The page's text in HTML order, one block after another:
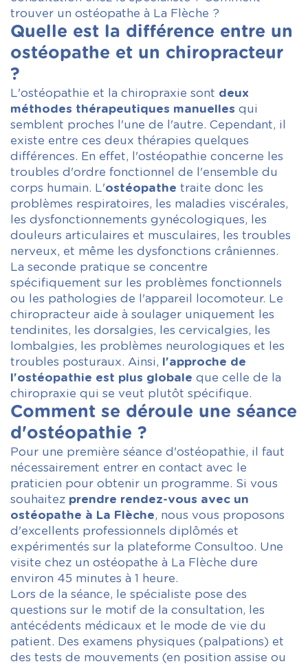
trouver un ostéopathe à La Flèche ?
Quelle est la différence entre un
ostéopathe et un chiropracteur
?
L'ostéopathie et la chiropraxie sont deux
méthodes thérapeutiques manuelles qui
semblent proches l'une de l'autre. Cependant, il
existe entre ces deux thérapies quelques
différences. En effet, l'ostéopathie concerne les
troubles d'ordre fonctionnel de l'ensemble du
corps humain. L'ostéopathe traite donc les
problèmes respiratoires, les maladies viscérales,
les dysfonctionnements gynécologiques, les
douleurs articulaires et musculaires, les troubles
nerveux, et même les dysfonctions crâniennes.
La seconde pratique se concentre
spécifiquement sur les problèmes fonctionnels
ou les pathologies de l'appareil locomoteur. Le
chiropracteur aide à soulager uniquement les
tendinites, les dorsalgies, les cervicalgies, les
lombalgies, les problèmes neurologiques et les
troubles posturaux. Ainsi, l'approche de
l'ostéopathie est plus globale que celle de la
chiropraxie qui se veut plutôt spécifique.
Comment se déroule une séance
d'ostéopathie ?
Pour une première séance d'ostéopathie, il faut
nécessairement entrer en contact avec le
praticien pour obtenir un programme. Si vous
souhaitez prendre rendez-vous avec un
ostéopathe à La Flèche, nous vous proposons
d'excellents professionnels diplômés et
expérimentés sur la plateforme Consultoo. Une
visite chez un ostéopathe à La Flèche dure
environ 45 minutes à 1 heure.
Lors de la séance, le spécialiste pose des
questions sur le motif de la consultation, les
antécédents médicaux et le mode de vie du
patient. Des examens physiques (palpations) et
des tests de mouvements (en position assise ou